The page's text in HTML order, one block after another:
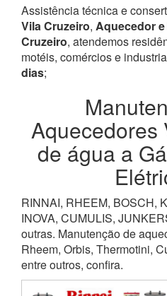
Assistência técnica e
Vila Cruzeiro, Aquecedor
Cruzeiro, atendemos
motéis, comércios e
dias;
Aquecedores
de água a
RINNAI, RHEEM, BOSCH,
INOVA, CUMULIS,
outras. Manutenção de
Rheem, Orbis, Thermotini,
entre outros, confira.